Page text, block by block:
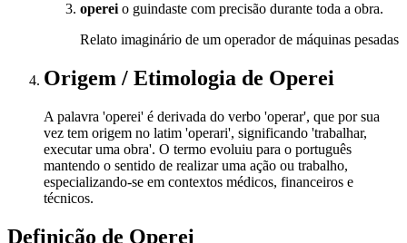
operei o guindaste com precisão durante toda a obra.
Relato imaginário de um operador de máquinas pesadas
Origem / Etimologia de Operei
A palavra 'operei' é derivada do verbo 'operar', que por sua
vez tem origem no latim 'operari', significando 'trabalhar,
executar uma obra'. O termo evoluiu para o português
mantendo o sentido de realizar uma ação ou trabalho,
especializando-se em contextos médicos, financeiros e
técnicos.
Definição de Operei